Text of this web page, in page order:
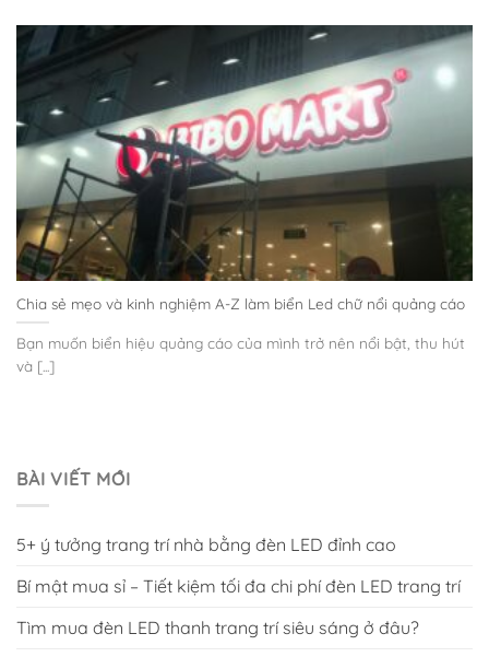
Chia sẻ mẹo và kinh nghiệm A-Z làm biển Led chữ nổi quảng cáo
Bạn muốn biển hiệu quảng cáo của mình trở nên nổi bật, thu hút
và [...]
BÀI VIẾT MỚI
5+ ý tưởng trang trí nhà bằng đèn LED đỉnh cao
Bí mật mua sỉ – Tiết kiệm tối đa chi phí đèn LED trang trí
Tìm mua đèn LED thanh trang trí siêu sáng ở đâu?